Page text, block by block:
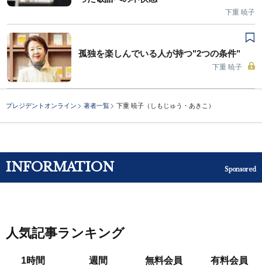
下重 暁子
孤独を楽しんでいる人が持つ"2つの条件"
下重 暁子
プレジデントオンライン 著者一覧 下重 暁子（しもじゅう・あきこ）
INFORMATION Sponsored
人気記事ランキング
1時間 週間 無料会員 有料会員